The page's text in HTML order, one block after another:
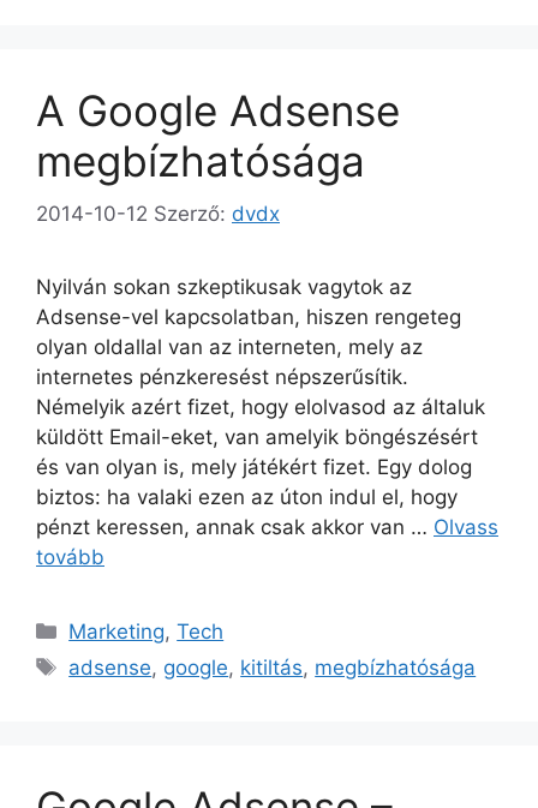
A Google Adsense
megbízhatósága
2014-10-12 Szerző: dvdx
Nyilván sokan szkeptikusak vagytok az
Adsense-vel kapcsolatban, hiszen rengeteg
olyan oldallal van az interneten, mely az
internetes pénzkeresést népszerűsítik.
Némelyik azért fizet, hogy elolvasod az általuk
küldött Email-eket, van amelyik böngészésért
és van olyan is, mely játékért fizet. Egy dolog
biztos: ha valaki ezen az úton indul el, hogy
pénzt keressen, annak csak akkor van … Olvass
tovább
Kategória
Marketing,Tech
Címkék
adsense, google, kitiltás, megbízhatósága